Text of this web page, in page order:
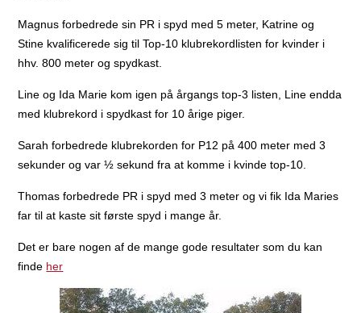
Magnus forbedrede sin PR i spyd med 5 meter, Katrine og
Stine kvalificerede sig til Top-10 klubrekordlisten for kvinder i
hhv. 800 meter og spydkast.
Line og Ida Marie kom igen på årgangs top-3 listen, Line endda
med klubrekord i spydkast for 10 årige piger.
Sarah forbedrede klubrekorden for P12 på 400 meter med 3
sekunder og var ½ sekund fra at komme i kvinde top-10.
Thomas forbedrede PR i spyd med 3 meter og vi fik Ida Maries
far til at kaste sit første spyd i mange år.
Det er bare nogen af de mange gode resultater som du kan
finde her